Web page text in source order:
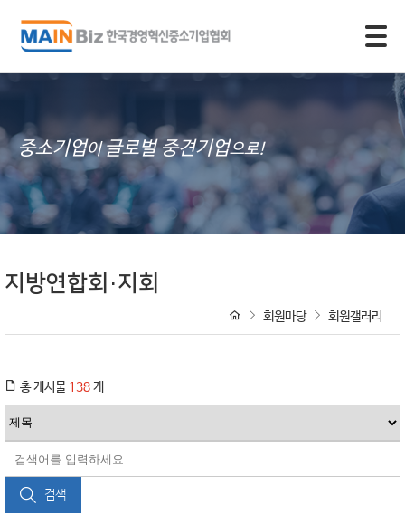
중소기업이글로벌 중견기업으로!
지방연합회·지회
회원마당 회원갤러리
총 게시물138개
검색